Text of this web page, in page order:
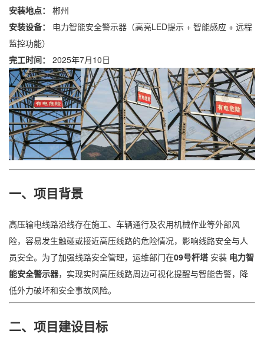
安装地点：
郴州
安装设备：
电力智能安全警示器（高亮LED提示 + 智能感应 + 远程
监控功能）
完工时间：
2025年7月10日
一、项目背景
高压输电线路沿线存在施工、车辆通行及农用机械作业等外部风
险，容易发生触碰或接近高压线路的危险情况，影响线路安全与人
员安全。为了加强线路安全管理，运维部门在09号杆塔安装 电力智
能安全警示器，实现实时高压线路周边可视化提醒与智能告警，降
低外力破坏和安全事故风险。
二、项目建设目标